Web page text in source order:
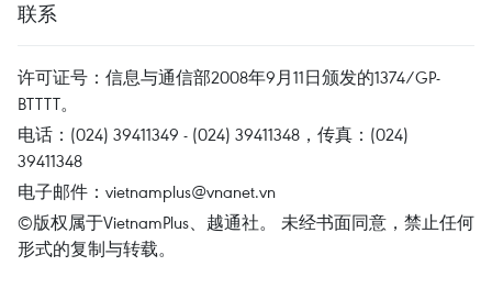
联系
许可证号：信息与通信部2008年9月11日颁发的1374/GP-
BTTTT。
电话：(024) 39411349 - (024) 39411348，传真：(024)
39411348
电子邮件： vietnamplus@vnanet.vn
©版权属于VietnamPlus、越通社。 未经书面同意，禁止任何
形式的复制与转载。